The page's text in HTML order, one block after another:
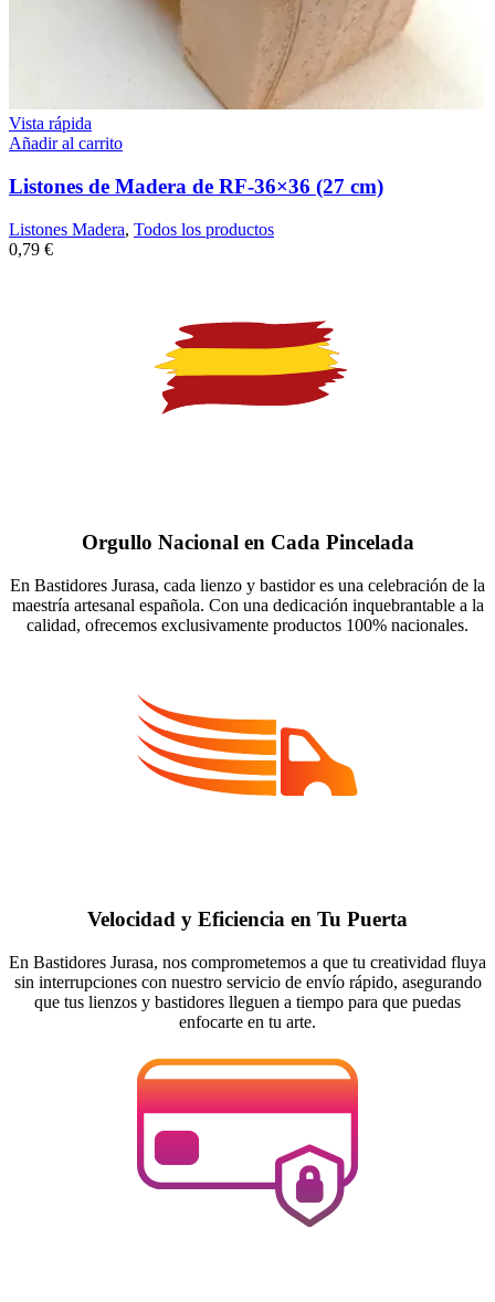
Vista rápida
Añadir al carrito
Listones de Madera de RF-36×36 (27 cm)
Listones Madera, Todos los productos
0,79 €
Orgullo Nacional en Cada Pincelada
En Bastidores Jurasa, cada lienzo y bastidor es una celebración de la
maestría artesanal española. Con una dedicación inquebrantable a la
calidad, ofrecemos exclusivamente productos 100% nacionales.
Velocidad y Eficiencia en Tu Puerta
En Bastidores Jurasa, nos comprometemos a que tu creatividad fluya
sin interrupciones con nuestro servicio de envío rápido, asegurando
que tus lienzos y bastidores lleguen a tiempo para que puedas
enfocarte en tu arte.